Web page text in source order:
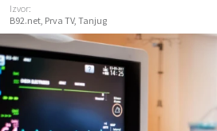
Izvor:
B92.net, Prva TV, Tanjug